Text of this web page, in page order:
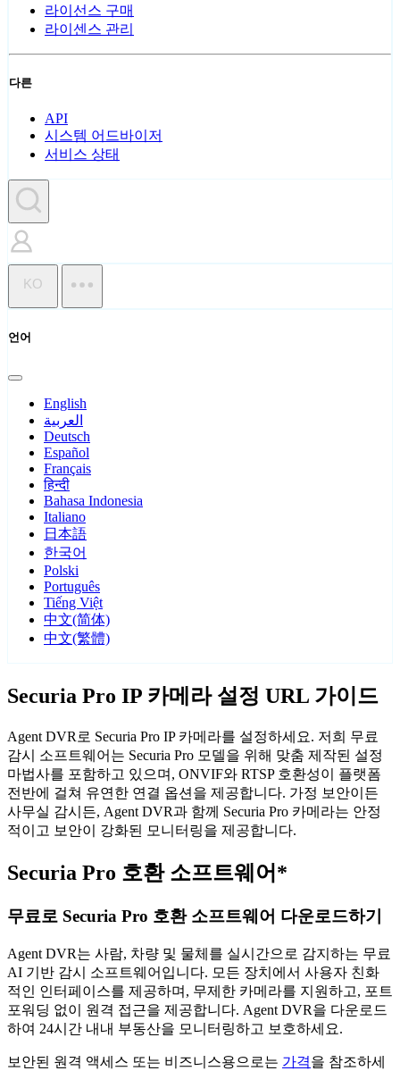
라이선스 구매
라이센스 관리
다른
API
시스템 어드바이저
서비스 상태
KO
언어
English
العربية
Deutsch
Español
Français
हिन्दी
Bahasa Indonesia
Italiano
日本語
한국어
Polski
Português
Tiếng Việt
中文(简体)
中文(繁體)
Securia Pro IP 카메라 설정 URL 가이드
Agent DVR로 Securia Pro IP 카메라를 설정하세요. 저희 무료
감시 소프트웨어는 Securia Pro 모델을 위해 맞춤 제작된 설정
마법사를 포함하고 있으며, ONVIF와 RTSP 호환성이 플랫폼
전반에 걸쳐 유연한 연결 옵션을 제공합니다. 가정 보안이든
사무실 감시든, Agent DVR과 함께 Securia Pro 카메라는 안정
적이고 보안이 강화된 모니터링을 제공합니다.
Securia Pro 호환 소프트웨어*
무료로 Securia Pro 호환 소프트웨어 다운로드하기
Agent DVR는 사람, 차량 및 물체를 실시간으로 감지하는 무료
AI 기반 감시 소프트웨어입니다. 모든 장치에서 사용자 친화
적인 인터페이스를 제공하며, 무제한 카메라를 지원하고, 포트
포워딩 없이 원격 접근을 제공합니다. Agent DVR을 다운로드
하여 24시간 내내 부동산을 모니터링하고 보호하세요.
보안된 원격 액세스 또는 비즈니스용으로는 가격을 참조하세